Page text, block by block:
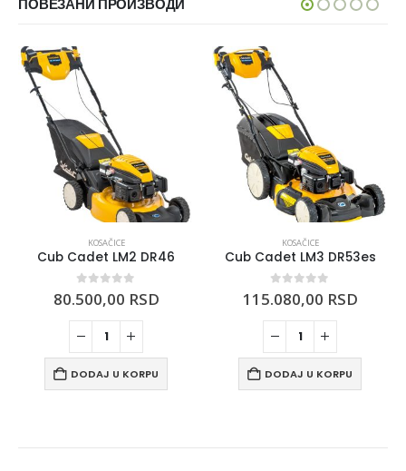
ПОВЕЗАНИ ПРОИЗВОДИ
KOSAČICE
Cub Cadet LM2 DR46
0out of 5
80.500,00 RSD
DODAJ U KORPU
KOSAČICE
Cub Cadet LM3 DR53es
0out of 5
115.080,00 RSD
DODAJ U KORPU